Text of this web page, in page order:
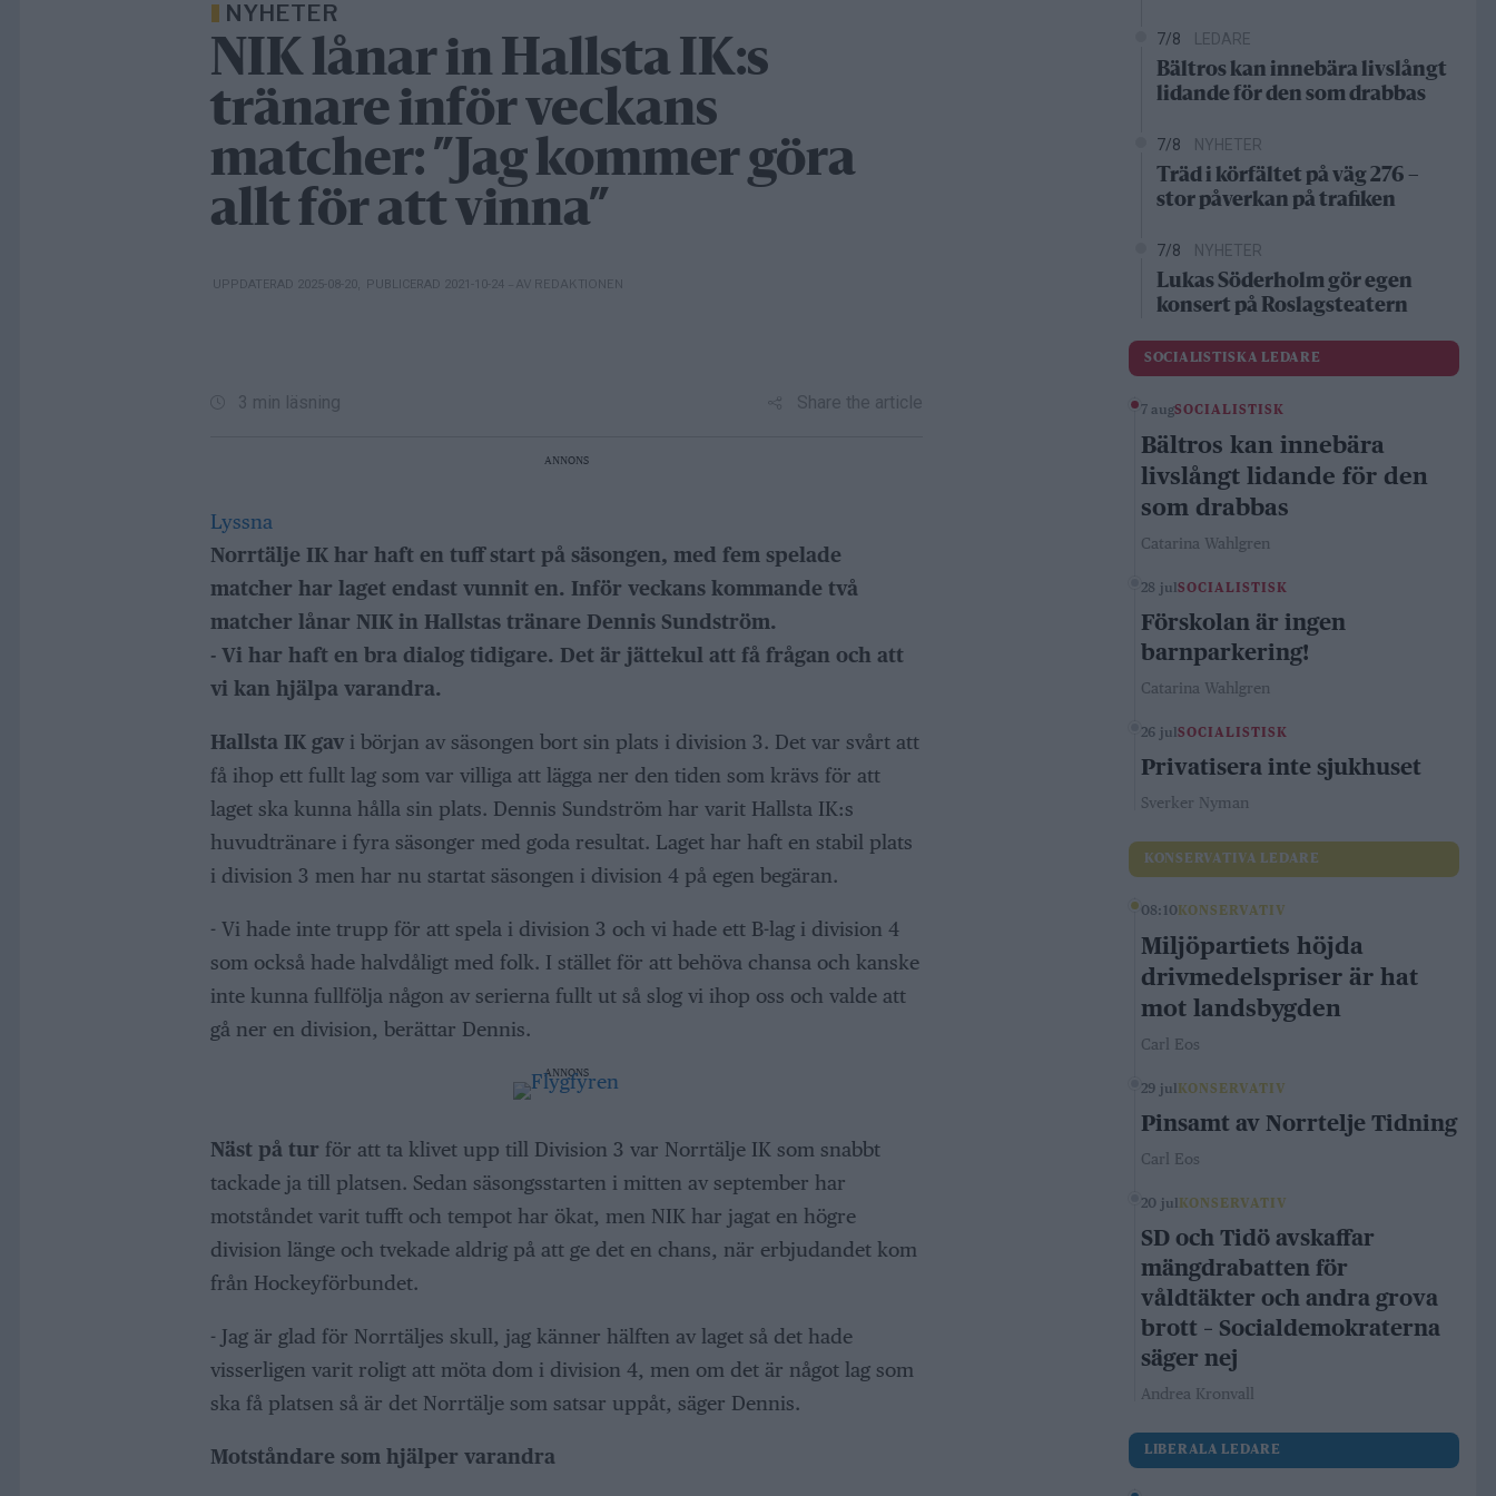
NYHETER
NIK lånar in Hallsta IK:s
tränare inför veckans
matcher: ”Jag kommer göra
allt för att vinna”
UPPDATERAD 2025-08-20 , PUBLICERAD 2021-10-24 – AV REDAKTIONEN
3 min läsning Share the article
ANNONS
Lyssna
Norrtälje IK har haft en tuff start på säsongen, med fem spelade
matcher har laget endast vunnit en. Inför veckans kommande två
matcher lånar NIK in Hallstas tränare Dennis Sundström.
- Vi har haft en bra dialog tidigare. Det är jättekul att få frågan och att
vi kan hjälpa varandra.
Hallsta IK gavi början av säsongen bort sin plats i division 3. Det var svårt att
få ihop ett fullt lag som var villiga att lägga ner den tiden som krävs för att
laget ska kunna hålla sin plats. Dennis Sundström har varit Hallsta IK:s
huvudtränare i fyra säsonger med goda resultat. Laget har haft en stabil plats
i division 3 men har nu startat säsongen i division 4 på egen begäran.
- Vi hade inte trupp för att spela i division 3 och vi hade ett B-lag i division 4
som också hade halvdåligt med folk. I stället för att behöva chansa och kanske
inte kunna fullfölja någon av serierna fullt ut så slog vi ihop oss och valde att
gå ner en division, berättar Dennis.
ANNONS
Näst på tur för att ta klivet upp till Division 3 var Norrtälje IK som snabbt
tackade ja till platsen. Sedan säsongsstarten i mitten av september har
motståndet varit tufft och tempot har ökat, men NIK har jagat en högre
division länge och tvekade aldrig på att ge det en chans, när erbjudandet kom
från Hockeyförbundet.
- Jag är glad för Norrtäljes skull, jag känner hälften av laget så det hade
visserligen varit roligt att möta dom i division 4, men om det är något lag som
ska få platsen så är det Norrtälje som satsar uppåt, säger Dennis.
Motståndare som hjälper varandra
7/8 LEDARE
Bältros kan innebära livslångt
lidande för den som drabbas
7/8 NYHETER
Träd i körfältet på väg 276 –
stor påverkan på trafiken
7/8 NYHETER
Lukas Söderholm gör egen
konsert på Roslagsteatern
SOCIALISTISKA LEDARE
7 augSOCIALISTISK
Bältros kan innebära
livslångt lidande för den
som drabbas
Catarina Wahlgren
28 julSOCIALISTISK
Förskolan är ingen
barnparkering!
Catarina Wahlgren
26 julSOCIALISTISK
Privatisera inte sjukhuset
Sverker Nyman
KONSERVATIVA LEDARE
08:10 KONSERVATIV
Miljöpartiets höjda
drivmedelspriser är hat
mot landsbygden
Carl Eos
29 jul KONSERVATIV
Pinsamt av Norrtelje Tidning
Carl Eos
20 jul KONSERVATIV
SD och Tidö avskaffar
mängdrabatten för
våldtäkter och andra grova
brott – Socialdemokraterna
säger nej
Andrea Kronvall
LIBERALA LEDARE